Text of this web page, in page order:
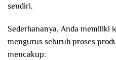
sendiri.
Sederhananya, Anda memiliki
mengurus seluruh proses
mencakup: